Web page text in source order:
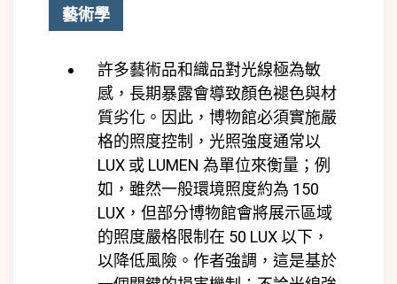
藝術學
許多藝術品和織品對光線極為敏
感，長期暴露會導致顏色褪色與材
質劣化。因此，博物館必須實施嚴
格的照度控制，光照強度通常以
LUX 或 LUMEN 為單位來衡量；例
如，雖然一般環境照度約為 150
LUX，但部分博物館會將展示區域
的照度嚴格限制在 50 LUX 以下，
以降低風險。作者強調，這是基於